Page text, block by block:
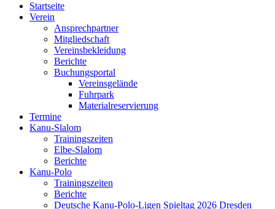
Startseite
Verein
Ansprechpartner
Mitgliedschaft
Vereinsbekleidung
Berichte
Buchungsportal
Vereinsgelände
Fuhrpark
Materialreservierung
Termine
Kanu-Slalom
Trainingszeiten
Elbe-Slalom
Berichte
Kanu-Polo
Trainingszeiten
Berichte
Deutsche Kanu-Polo-Ligen Spieltag 2026 Dresden